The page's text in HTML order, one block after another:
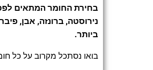
בחירת החומר המתאים
נירוסטה, ברונזה, אבן,
ביותר.
בואו נסתכל מקרוב על כל